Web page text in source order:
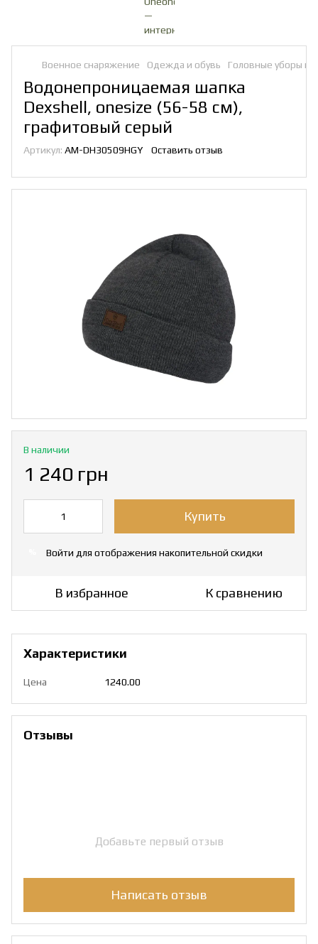
Военное снаряжение Одежда и обувь Головные уборы и
Водонепроницаемая шапка
Dexshell, onesize (56-58 см),
графитовый серый
Артикул: AM-DH30509HGY Оставить отзыв
В наличии
1 240 грн
Купить
Войти для отображения накопительной скидки
В избранное К сравнению
Характеристики
Цена 1240.00
Отзывы
Добавьте первый отзыв
Написать отзыв